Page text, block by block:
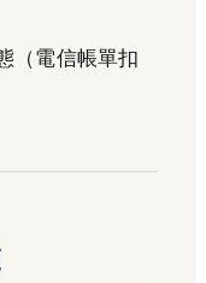
（電信帳單扣